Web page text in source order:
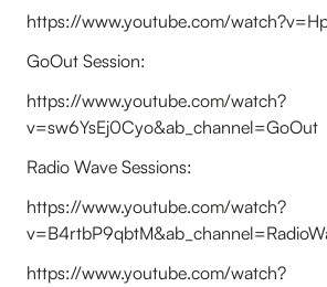
https://www.youtube.com/
GoOut Session:
https://www.youtube.com/watch?
v=sw6YsEj0Cyo&ab_channel=GoOut
Radio Wave Sessions:
https://www.youtube.com/watch?
https://www.youtube.com/watch?